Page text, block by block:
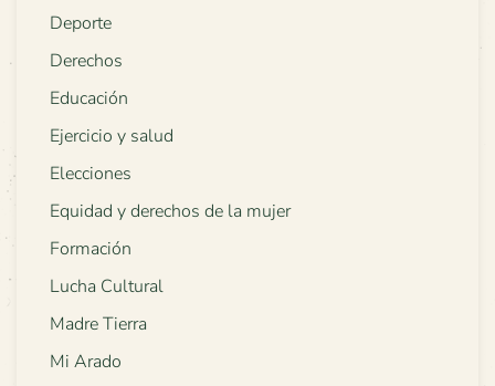
Deporte
Derechos
Educación
Ejercicio y salud
Elecciones
Equidad y derechos de la mujer
Formación
Lucha Cultural
Madre Tierra
Mi Arado